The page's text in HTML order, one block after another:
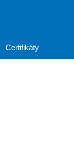
Certifikáty